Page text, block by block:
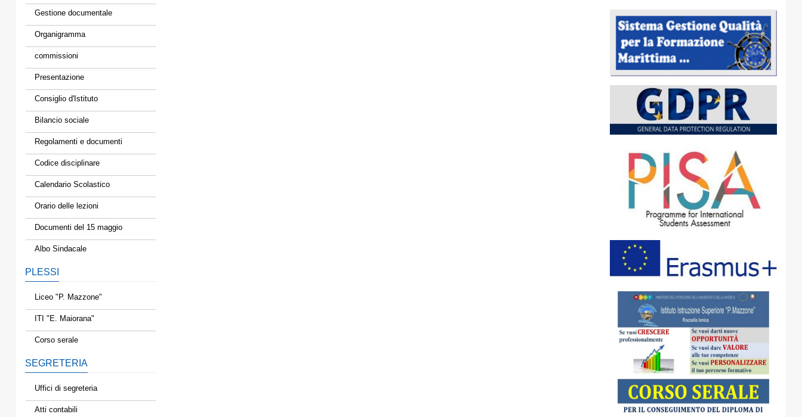
Gestione documentale
Organigramma
commissioni
Presentazione
Consiglio d'Istituto
Bilancio sociale
Regolamenti e documenti
Codice disciplinare
Calendario Scolastico
Orario delle lezioni
Documenti del 15 maggio
Albo Sindacale
PLESSI
Liceo "P. Mazzone"
ITI "E. Maiorana"
Corso serale
SEGRETERIA
Uffici di segreteria
Atti contabili